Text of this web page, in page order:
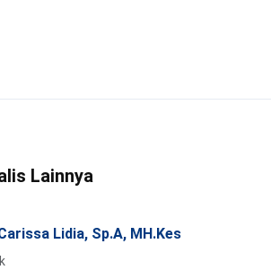
Lainnya
Lidia, Sp.A, MH.Kes